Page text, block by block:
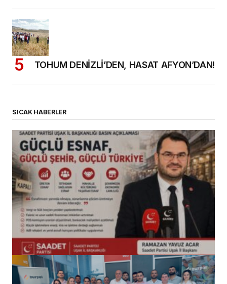
TOHUM DENİZLİ’DEN, HASAT AFYON’DAN!
SICAK HABERLER
(başlıksız)
Alaattin Karahan tarafından 14/07/2026